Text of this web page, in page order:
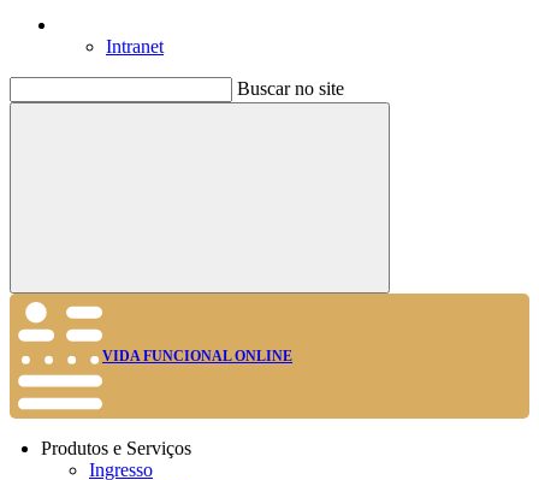
Intranet
Buscar no site
Buscar
VIDA FUNCIONAL ONLINE
Produtos e Serviços
Ingresso